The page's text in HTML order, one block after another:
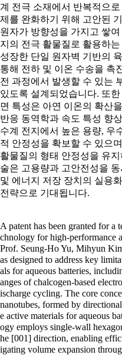
계 전극 소재에서 반복적으
제를 완화하기 위해 고안된
원자가 방향성을 가지고 쌓
지의 전극 활물질로 활용하는
성장한 단일 원자벽 기반의
통해 전하 및 이온 수송을 촉
전 과정에서 발생할 수 있는
있도록 설계되었습니다. 또
면 특성은 아연 이온의 확산
반응 동역학과 속도 특성 향
수계 전지에서 높은 용량, 우
적 안정성을 확보할 수 있으
활물질의 형태 안정성을 유
술은 고용량과 고안전성을
및 에너지 저장 장치의 실용
전략으로 기대됩니다.
A patent has been granted for a
chnology for high-performance
Prof. Seung-Ho Yu, Mihyun
as designed to address key
als for aqueous batteries,
anges of chalcogen-based
ischarge cycling. The core
nanotubes, formed by
e active materials for aqueous
ogy employs single-wall
he [001] direction, enabling
igating volume expansion